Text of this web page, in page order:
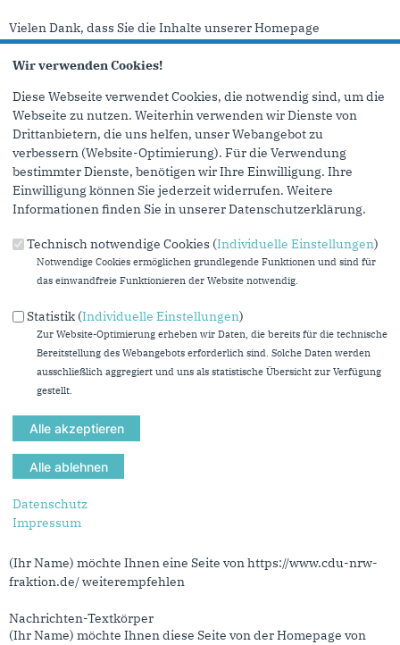
Vielen Dank, dass Sie die Inhalte unserer Homepage
weiterempfehlen.
Personen, denen Sie die Seite weiterempfehlen, zu informieren,
von wem die Empfehlung kommt, und dass es kein Spam ist.
Das mit * gekennzeichnete Feld ist ein Pflichtfeld.
Eigene E-Mail-Adresse
Eigener Name*
Senden an *
Sie können mehrere Empfänger mit Komma getrennt eingeben.
Sie leiten den folgenden Inhalt weiter
wohnverhaeltnisse-und-ausbeutung-vor
(Ihr Name) möchte Ihnen eine Seite von https://www.cdu-nrw-
fraktion.de/ weiterempfehlen
Nachrichten-Textkörper
(Ihr Name) möchte Ihnen diese Seite von der Homepage von
Wir verwenden Cookies!
Diese Webseite verwendet Cookies, die notwendig sind, um die
Webseite zu nutzen. Weiterhin verwenden wir Dienste von
Drittanbietern, die uns helfen, unser Webangebot zu
verbessern (Website-Optimierung). Für die Verwendung
bestimmter Dienste, benötigen wir Ihre Einwilligung. Ihre
Einwilligung können Sie jederzeit widerrufen. Weitere
Informationen finden Sie in unserer Datenschutzerklärung.
Technisch notwendige Cookies (Individuelle Einstellungen)
Notwendige Cookies ermöglichen grundlegende Funktionen und sind für
das einwandfreie Funktionieren der Website notwendig.
Statistik (Individuelle Einstellungen)
Zur Website-Optimierung erheben wir Daten, die bereits für die technische
Bereitstellung des Webangebots erforderlich sind. Solche Daten werden
ausschließlich aggregiert und uns als statistische Übersicht zur Verfügung
gestellt.
Datenschutz
Impressum